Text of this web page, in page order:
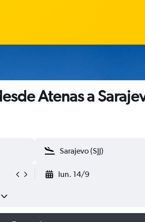
Atenas a
lun. 14/9